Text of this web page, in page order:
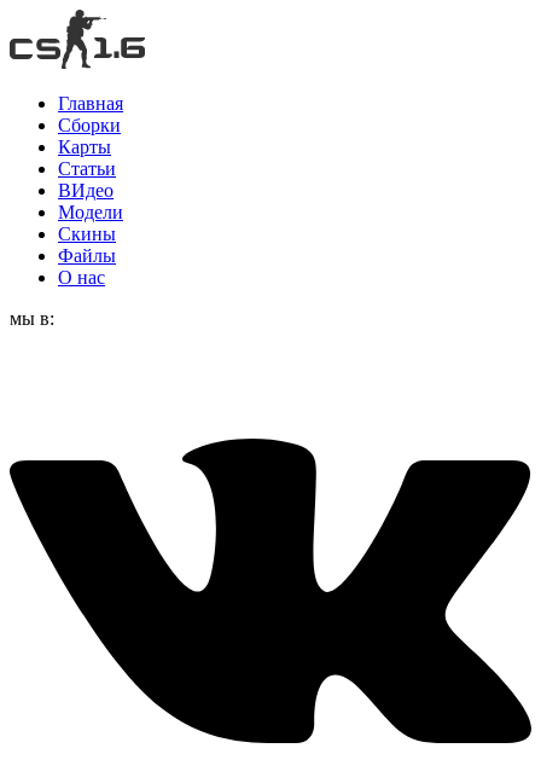
Главная
Сборки
Карты
Статьи
ВИдео
Модели
Скины
Файлы
О нас
мы в: